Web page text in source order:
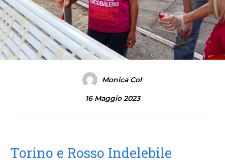
Monica Col
16 Maggio 2023
Torino e Rosso Indelebile